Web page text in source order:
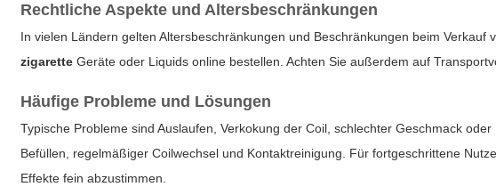
Rechtliche Aspekte und Altersbeschränkungen
In vielen Ländern gelten Altersbeschränkungen und Beschränkungen beim
zigarette Geräte oder Liquids online bestellen. Achten Sie außerdem auf
Häufige Probleme und Lösungen
Typische Probleme sind Auslaufen, Verkokung der Coil, schlechter Geschmack
Befüllen, regelmäßiger Coilwechsel und Kontaktreinigung. Für fortgeschrittene
Effekte fein abzustimmen.